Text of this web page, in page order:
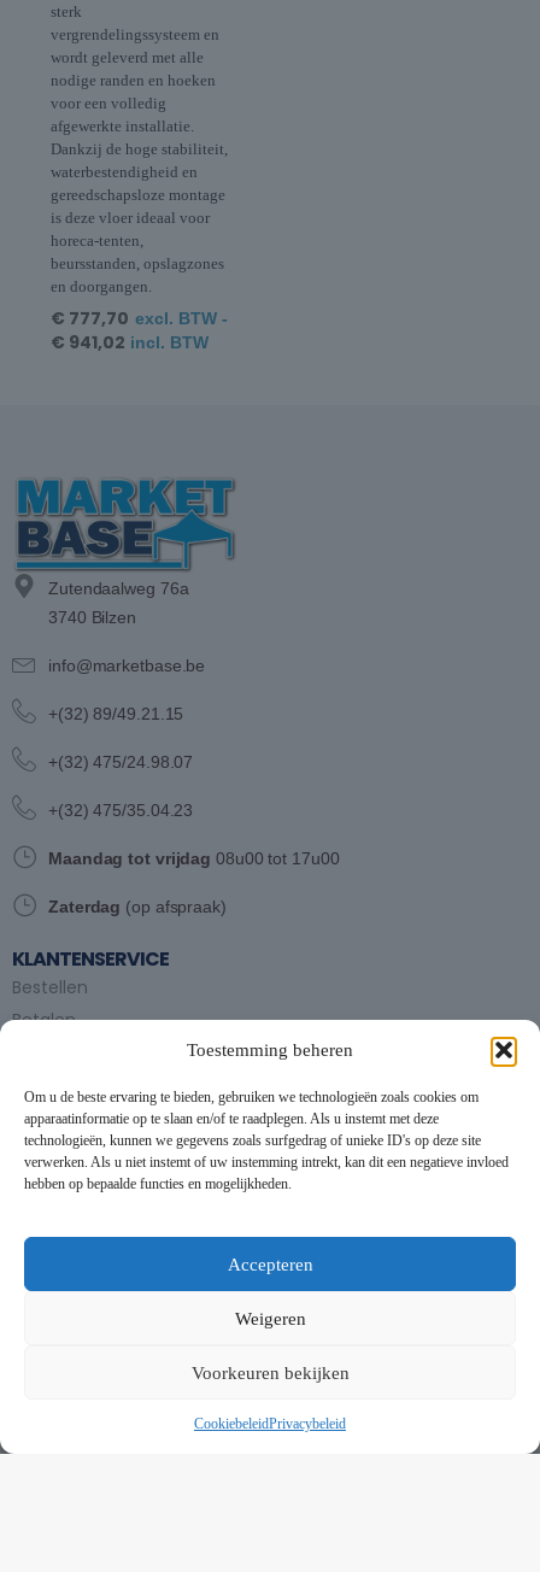
Toestemming beheren
Om u de beste ervaring te bieden, gebruiken we technologieën zoals cookies om
apparaatinformatie op te slaan en/of te raadplegen. Als u instemt met deze
technologieën, kunnen we gegevens zoals surfgedrag of unieke ID's op deze site
verwerken. Als u niet instemt of uw instemming intrekt, kan dit een negatieve invloed
hebben op bepaalde functies en mogelijkheden.
Accepteren
Weigeren
Voorkeuren bekijken
CookiebeleidPrivacybeleid
sterk
vergrendelingssysteem en
wordt geleverd met alle
nodige randen en hoeken
voor een volledig
afgewerkte installatie.
Dankzij de hoge stabiliteit,
waterbestendigheid en
gereedschapsloze montage
is deze vloer ideaal voor
horeca-tenten,
beursstanden, opslagzones
en doorgangen.
€ 777,70 excl. BTW -
€ 941,02 incl. BTW
Zutendaalweg 76a
3740 Bilzen
info@marketbase.be
+(32) 89/49.21.15
+(32) 475/24.98.07
+(32) 475/35.04.23
Maandag tot vrijdag 08u00 tot 17u00
Zaterdag (op afspraak)
KLANTENSERVICE
Bestellen
Betalen
Partytent huren
Handleiding partytenten
VOORWAARDEN
Algemene voorwaarden
Privacybeleid
Contact
Schrijf je in op onze nieuwsbrief en blijf op de hoogte van
This website uses cookies to improve your experience. By using
this website you agree to ourData Protection Policy